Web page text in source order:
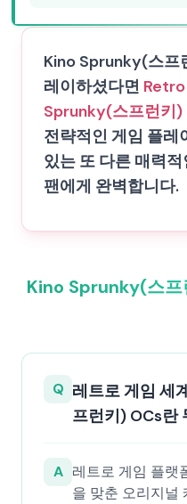
Kino Sprunky(스프
레이하셨다면
Sprunky(스프런키)
전략적인 게임 플레
있는 또 다른 매력
팬에게 완벽합니다.
Kino Sprunky(스프
Q 레트로 게임 세
프런키) OCs란
A 레트로 게임 플랫
을 맞춘 오리지널